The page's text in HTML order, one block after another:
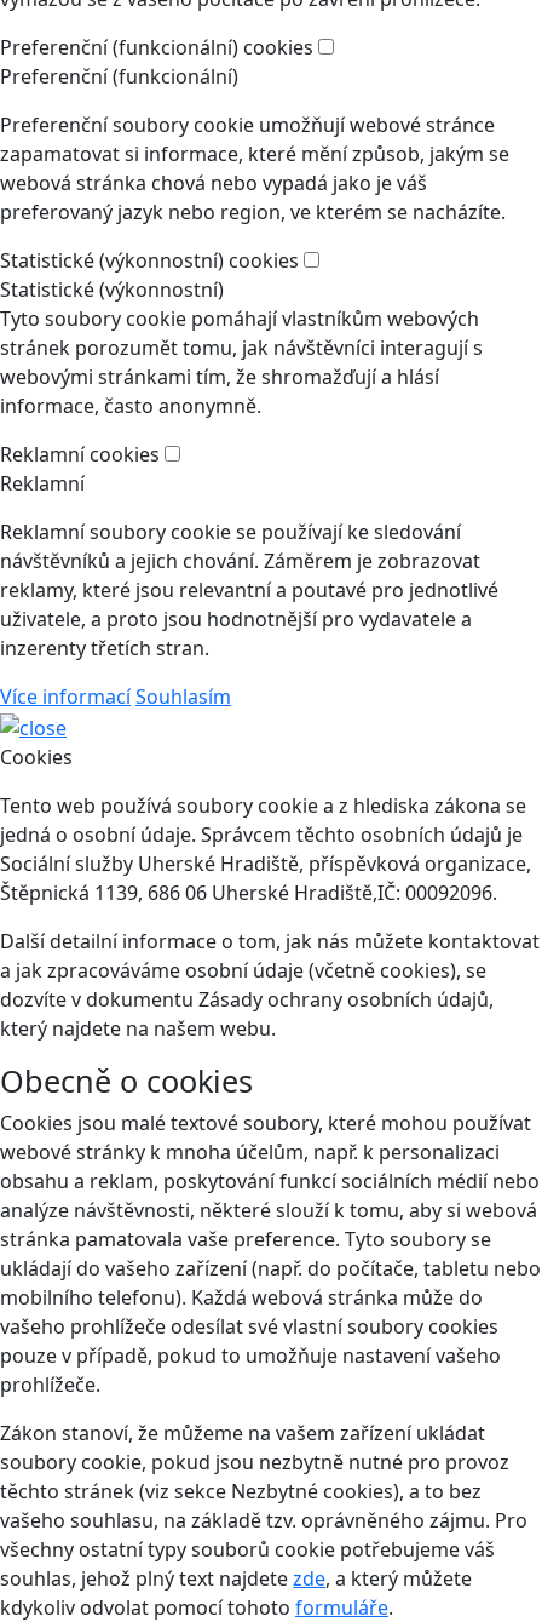
Preferenční (funkcionální) cookies
Preferenční (funkcionální)
Preferenční soubory cookie umožňují webové stránce
zapamatovat si informace, které mění způsob, jakým se
webová stránka chová nebo vypadá jako je váš
preferovaný jazyk nebo region, ve kterém se nacházíte.
Statistické (výkonnostní) cookies
Statistické (výkonnostní)
Tyto soubory cookie pomáhají vlastníkům webových
stránek porozumět tomu, jak návštěvníci interagují s
webovými stránkami tím, že shromažďují a hlásí
informace, často anonymně.
Reklamní cookies
Reklamní
Reklamní soubory cookie se používají ke sledování
návštěvníků a jejich chování. Záměrem je zobrazovat
reklamy, které jsou relevantní a poutavé pro jednotlivé
uživatele, a proto jsou hodnotnější pro vydavatele a
inzerenty třetích stran.
Více informacíSouhlasím
Cookies
Tento web používá soubory cookie a z hlediska zákona se
jedná o osobní údaje. Správcem těchto osobních údajů je
Sociální služby Uherské Hradiště, příspěvková organizace,
Štěpnická 1139, 686 06 Uherské Hradiště,IČ: 00092096.
Další detailní informace o tom, jak nás můžete kontaktovat
a jak zpracováváme osobní údaje (včetně cookies), se
dozvíte v dokumentu Zásady ochrany osobních údajů,
který najdete na našem webu.
Obecně o cookies
Cookies jsou malé textové soubory, které mohou používat
webové stránky k mnoha účelům, např. k personalizaci
obsahu a reklam, poskytování funkcí sociálních médií nebo
analýze návštěvnosti, některé slouží k tomu, aby si webová
stránka pamatovala vaše preference. Tyto soubory se
ukládají do vašeho zařízení (např. do počítače, tabletu nebo
mobilního telefonu). Každá webová stránka může do
vašeho prohlížeče odesílat své vlastní soubory cookies
pouze v případě, pokud to umožňuje nastavení vašeho
prohlížeče.
Zákon stanoví, že můžeme na vašem zařízení ukládat
soubory cookie, pokud jsou nezbytně nutné pro provoz
těchto stránek (viz sekce Nezbytné cookies), a to bez
vašeho souhlasu, na základě tzv. oprávněného zájmu. Pro
všechny ostatní typy souborů cookie potřebujeme váš
souhlas, jehož plný text najdetezde, a který můžete
kdykoliv odvolat pomocí tohoto formuláře.